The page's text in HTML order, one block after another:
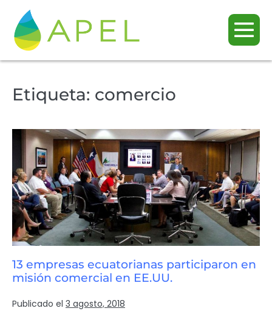
Etiqueta: comercio
13 empresas ecuatorianas participaron en
misión comercial en EE.UU.
Publicado el 3 agosto, 2018